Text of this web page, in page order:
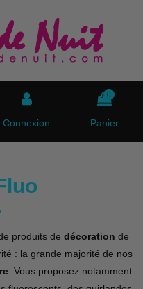
Connexion
0
Panier
produits de décoration de
: la grande majorité de nos
. Vous proposez notamment